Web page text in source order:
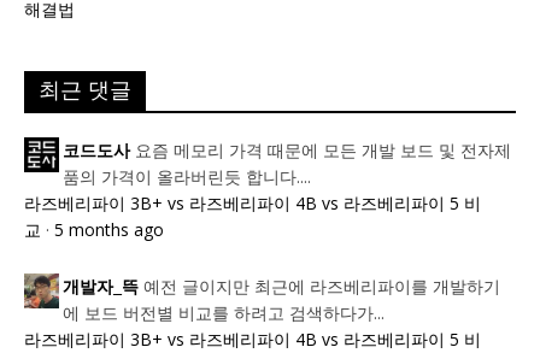
해결법
최근 댓글
코드도사 요즘 메모리 가격 때문에 모든 개발 보드 및 전자제
품의 가격이 올라버린듯 합니다....
라즈베리파이 3B+ vs 라즈베리파이 4B vs 라즈베리파이 5 비
교 · 5 months ago
개발자_뜩 예전 글이지만 최근에 라즈베리파이를 개발하기
에 보드 버전별 비교를 하려고 검색하다가...
라즈베리파이 3B+ vs 라즈베리파이 4B vs 라즈베리파이 5 비